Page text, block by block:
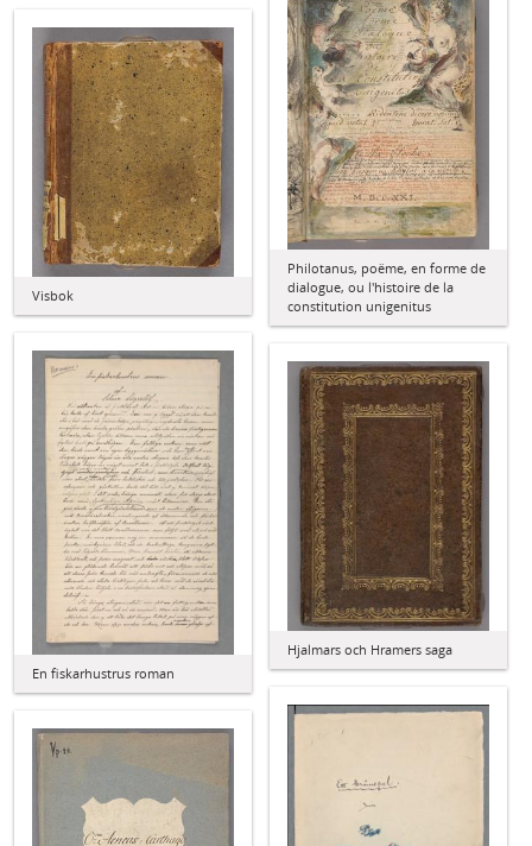
Philotanus, poëme, en forme de
dialogue, ou l'histoire de la
constitution unigenitus
Visbok
En fiskarhustrus roman
Hjalmars och Hramers saga